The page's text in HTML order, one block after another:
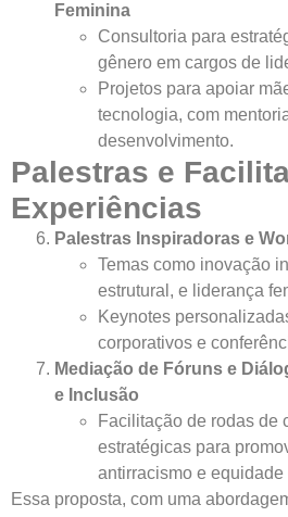
Feminina
Consultoria para
gênero em cargos de
Projetos para apoiar
tecnologia, com
desenvolvimento.
Palestras e
Experiências
Palestras Inspiradoras e
Temas como inovação
estrutural, e liderança
Keynotes
corporativos e
Mediação de Fóruns e
e Inclusão
Facilitação de rodas de
estratégicas para
antirracismo e equidade
Essa proposta, com uma